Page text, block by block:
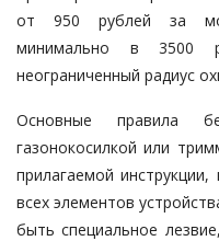
от 950 рублей за
минимально в 3500
неограниченный радиус
Основные правила
газонокосилкой или
прилагаемой
всех элементов
быть специальное